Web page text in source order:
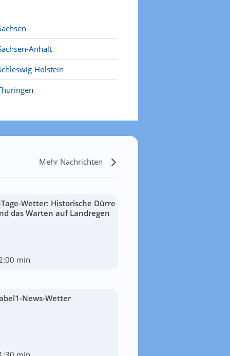
Anhalt
Holstein
Mehr Nachrichten
Wetter: Historische Dürre
das Warten auf Landregen
min
News-Wetter